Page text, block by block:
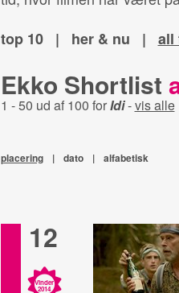
top 10
| her & nu | all
Ekko Shortlist
1 - 50 ud af 100 forIdi-vis alle
placering | dato | alfabetisk
12
Vinder
2014